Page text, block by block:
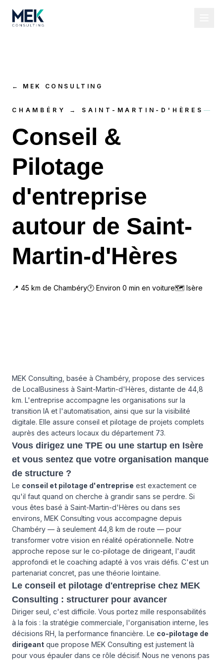
← MEK CONSULTING
CHAMBÉRY → SAINT-MARTIN-D'HÈRES
Conseil &
Pilotage
d'entreprise
autour de Saint-
Martin-d'Hères
📍 45 km de Chambéry🕐 Environ 0 min en voiture🗺 Isère
MEK Consulting, basée à Chambéry, propose des services
de LocalBusiness à Saint-Martin-d'Hères, distante de 44,8
km. L'entreprise accompagne les organisations sur la
transition IA et l'automatisation, ainsi que sur la visibilité
digitale. Elle assure conseil et pilotage de projets complets
auprès des acteurs locaux du département 73.
Vous dirigez une TPE ou une startup en Isère
et vous sentez que votre organisation manque
de structure ?
Le conseil et pilotage d'entreprise est exactement ce
qu'il faut quand on cherche à grandir sans se perdre. Si
vous êtes basé à Saint-Martin-d'Hères ou dans ses
environs, MEK Consulting vous accompagne depuis
Chambéry — à seulement 44,8 km de route — pour
transformer votre vision en réalité opérationnelle. Notre
approche repose sur le co-pilotage de dirigeant, l'audit
approfondi et le coaching adapté à vos vrais défis. C'est un
partenariat concret, pas une théorie lointaine.
Le conseil et pilotage d'entreprise chez MEK
Consulting : structurer pour avancer
Diriger seul, c'est difficile. Vous portez mille responsabilités
à la fois : la stratégie commerciale, l'organisation interne, les
décisions RH, la performance financière. Le co-pilotage de
dirigeant que propose MEK Consulting est justement là
pour vous épauler dans ce rôle décisif. Nous ne venons pas